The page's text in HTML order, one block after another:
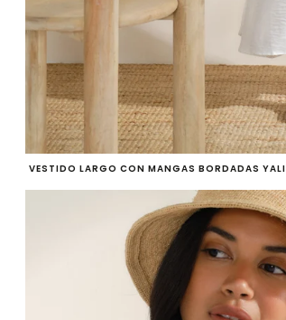
VESTIDO LARGO CON MANGAS BORDADAS YALI